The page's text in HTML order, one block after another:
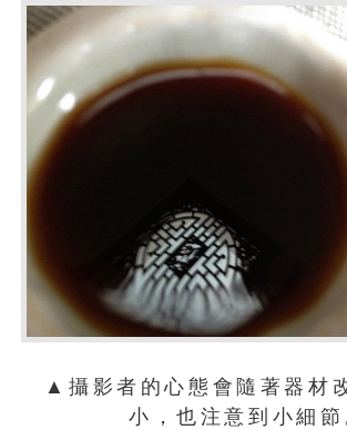
▲攝影者的心態會隨著器材
小，也注意到小細節